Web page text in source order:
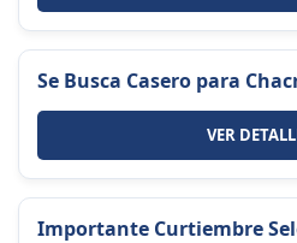
Se Busca Casero para
VER
Importante Curtiembre